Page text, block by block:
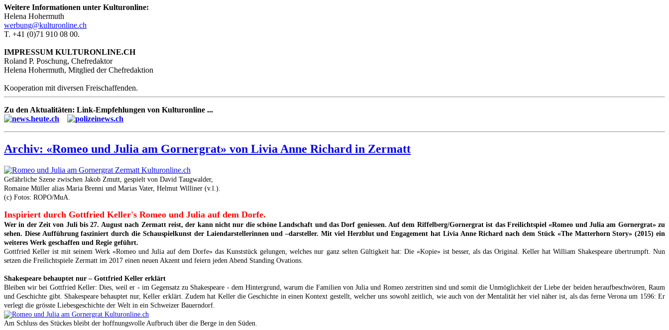
Weitere Informationen unter Kulturonline:
Helena Hohermuth
werbung@kulturonline.ch
T. +41 (0)71 910 08 00.
IMPRESSUM KULTURONLINE.CH
Roland P. Poschung, Chefredaktor
Helena Hohermuth, Mitglied der Chefredaktion
Kooperation mit diversen Freischaffenden.
Zu den Aktualitäten: Link-Empfehlungen von Kulturonline ...
Archiv: «Romeo und Julia am Gornergrat» von Livia Anne Richard in Zermatt
Gefährliche Szene zwischen Jakob Zmutt, gespielt von David Taugwalder,
Romaine Müller alias Maria Brenni und Marias Vater, Helmut Williner (v.l.).
(c) Fotos: ROPO/MuA.
Inspiriert durch Gottfried Keller's Romeo und Julia auf dem Dorfe.
Wer in der Zeit von Juli bis 27. August nach Zermatt reist, der kann nicht nur die schöne Landschaft und das Dorf geniessen. Auf dem Riffelberg/Gornergrat ist das Freilichtspiel «Romeo und Julia am Gornergrat» zu
sehen. Diese Aufführung fasziniert durch die Schauspielkunst der Laiendarstellerinnen und –darsteller. Mit viel Herzblut und Engagement hat Livia Anne Richard nach dem Stück «The Matterhorn Story» (2015) ein
weiteres Werk geschaffen und Regie geführt.
Gottfried Keller ist mit seinem Werk «Romeo und Julia auf dem Dorfe» das Kunststück gelungen, welches nur ganz selten Gültigkeit hat: Die «Kopie» ist besser, als das Original. Keller hat William Shakespeare übertrumpft. Nun
setzen die Freilichtspiele Zermatt im 2017 einen neuen Akzent und feiern jeden Abend Standing Ovations.
Shakespeare behauptet nur – Gottfried Keller erklärt
Bleiben wir bei Gottfried Keller: Dies, weil er - im Gegensatz zu Shakespeare - dem Hintergrund, warum die Familien von Julia und Romeo zerstritten sind und somit die Unmöglichkeit der Liebe der beiden heraufbeschwören, Raum
und Geschichte gibt. Shakespeare behauptet nur, Keller erklärt. Zudem hat Keller die Geschichte in einen Kontext gestellt, welcher uns sowohl zeitlich, wie auch von der Mentalität her viel näher ist, als das ferne Verona um 1596: Er
verlegt die grösste Liebesgeschichte der Welt in ein Schweizer Bauerndorf.
Am Schluss des Stückes bleibt der hoffnungsvolle Aufbruch über die Berge in den Süden.